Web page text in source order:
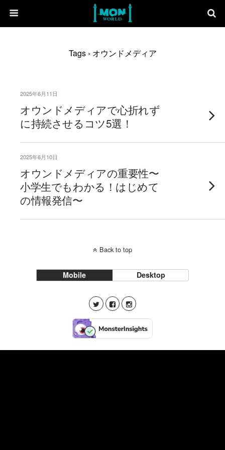
Tags › オウンドメディア
2025年6月11日
オウンドメディアで心折れず
に持続させるコツ5選！
2025年6月10日
オウンドメディアの重要性〜
小学生でもわかる！はじめて
の情報発信〜
Back to top
Mobile Desktop